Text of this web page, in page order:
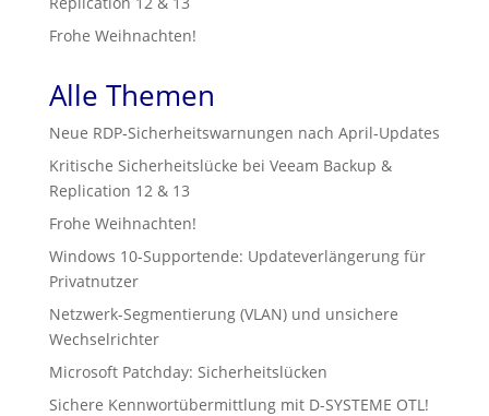
Frohe Weihnachten!
Alle Themen
Neue RDP‑Sicherheitswarnungen nach April‑Updates
Kritische Sicherheitslücke bei Veeam Backup &
Replication 12 & 13
Frohe Weihnachten!
Windows 10-Supportende: Updateverlängerung für
Privatnutzer
Netzwerk-Segmentierung (VLAN) und unsichere
Wechselrichter
Microsoft Patchday: Sicherheitslücken
Sichere Kennwortübermittlung mit D-SYSTEME OTL!